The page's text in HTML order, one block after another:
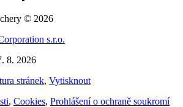
© 2026
s.r.o.
8. 2026
stránek, Vytisknout
, Cookies, Prohlášení o ochraně soukromí